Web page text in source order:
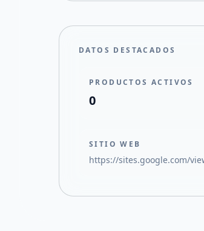
DATOS DESTACADOS
PRODUCTOS ACTIVOS
0
SITIO WEB